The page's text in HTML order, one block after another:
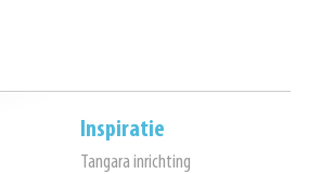
Inspiratie
Tangara inrichting